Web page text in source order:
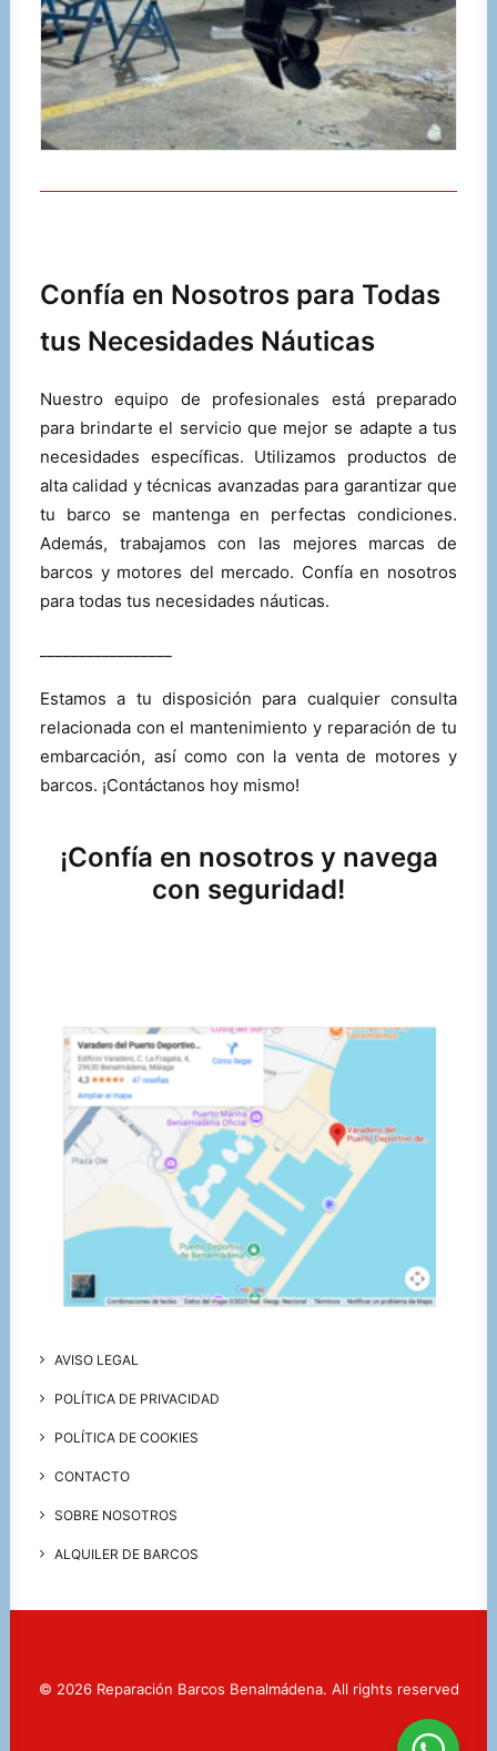
Confía en Nosotros para Todas
tus Necesidades Náuticas
Nuestro equipo de profesionales está preparado
para brindarte el servicio que mejor se adapte a tus
necesidades específicas. Utilizamos productos de
alta calidad y técnicas avanzadas para garantizar que
tu barco se mantenga en perfectas condiciones.
Además, trabajamos con las mejores marcas de
barcos y motores del mercado. Confía en nosotros
para todas tus necesidades náuticas.
Estamos a tu disposición para cualquier consulta
relacionada con el mantenimiento y reparación de tu
embarcación, así como con la venta de motores y
barcos. ¡Contáctanos hoy mismo!
¡Confía en nosotros y navega
con seguridad!
AVISO LEGAL
POLÍTICA DE PRIVACIDAD
POLÍTICA DE COOKIES
CONTACTO
SOBRE NOSOTROS
ALQUILER DE BARCOS
© 2026 Reparación Barcos Benalmádena. All rights reserved